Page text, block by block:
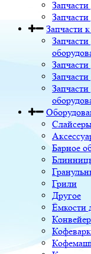
Запчасти
Барное
Грили
Другое
Ёмкости